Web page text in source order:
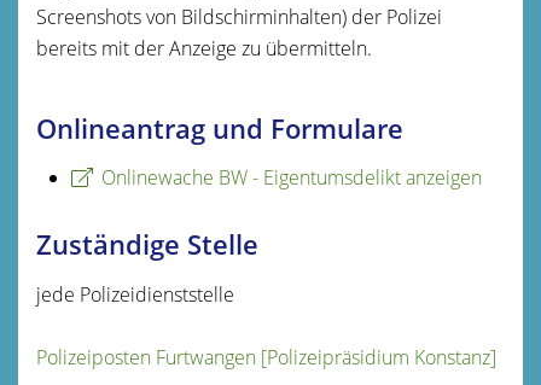
Screenshots von Bildschirminhalten) der Polizei
bereits mit der Anzeige zu übermitteln.
Onlineantrag und Formulare
Onlinewache BW - Eigentumsdelikt anzeigen
Zuständige Stelle
jede Polizeidienststelle
Polizeiposten Furtwangen [Polizeipräsidium Konstanz]